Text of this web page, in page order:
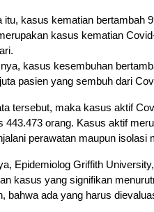
itu, kasus kematian bertambah
kasus kematian
kasus kesembuhan
pasien yang sembuh dari
tersebut, maka kasus aktif
443.473 orang. Kasus aktif
perawatan maupun isolasi
Epidemiolog Griffith
kasus yang signifikan
bahwa ada yang harus